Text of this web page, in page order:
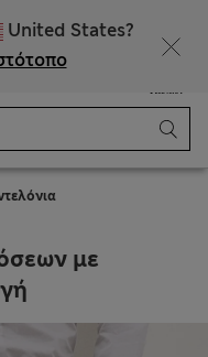
United States?
με